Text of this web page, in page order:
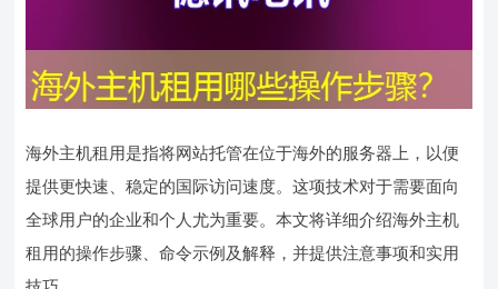
海外主机租用是指将网站托管在位于海外的服务器上，以便
提供更快速、稳定的国际访问速度。这项技术对于需要面向
全球用户的企业和个人尤为重要。本文将详细介绍海外主机
租用的操作步骤、命令示例及解释，并提供注意事项和实用